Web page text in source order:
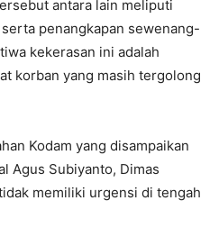
antara lain meliputi
penangkapan sewenang-
kekerasan ini adalah
korban yang masih tergolong
Kodam yang disampaikan
Agus Subiyanto, Dimas
memiliki urgensi di tengah